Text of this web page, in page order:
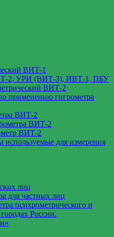
ВИТ-1
2, УРИ (ВИТ-3), ИВТ-1, ПБУ
ВИТ-2
применению гигрометра
ВИТ-2
ВИТ-2
ВИТ-2
используемые для измерения
лиц
для частных лиц
психрометрического и
России.